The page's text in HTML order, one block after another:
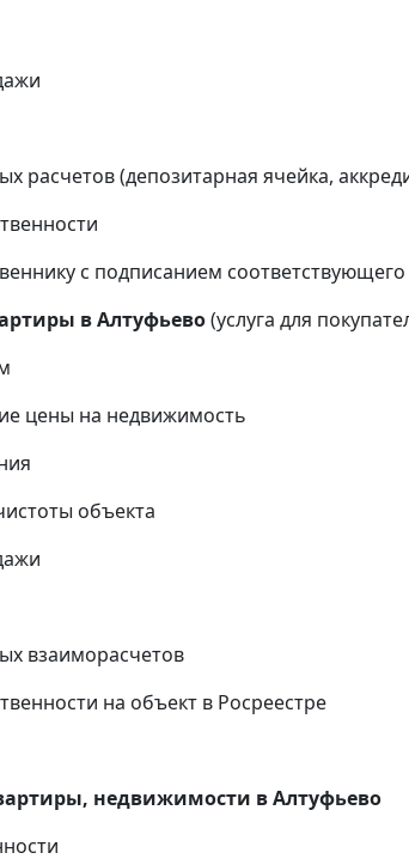
расчетов (депозитарная ячейка,
с подписанием соответствующего
вАлтуфьево(услуга для
цены на недвижимость
объекта
взаиморасчетов
на объект в Росреестре
недвижимости вАлтуфьево